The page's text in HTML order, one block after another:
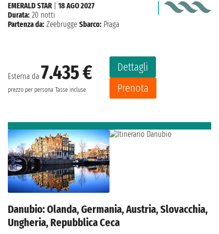
Esterna da 7.435 €
prezzo per persona Tasse incluse
Dettagli
Prenota
EMERALD STAR
18 AGO 2027
Durata: 20 notti
Partenza da: Zeebrugge Sbarco: Praga
Danubio: Olanda, Germania, Austria, Slovacchia,
Ungheria, Repubblica Ceca